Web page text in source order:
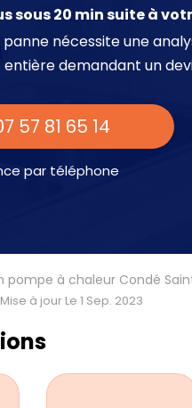
sous 20 min suite à
panne nécessite une
demandant un
57 81 65 14
par téléphone
pompe à chaleur Condé
Mise à jour Le 1 Sep. 2023